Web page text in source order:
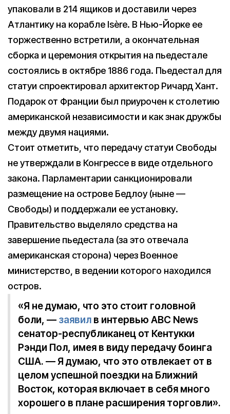
упаковали в 214 ящиков и доставили через
Атлантику на корабле Isère. В Нью-Йорке ее
торжественно встретили, а окончательная
сборка и церемония открытия на пьедестале
состоялись в октябре 1886 года. Пьедестал для
статуи спроектировал архитектор Ричард Хант.
Подарок от Франции был приурочен к столетию
американской независимости и как знак дружбы
между двумя нациями.
Стоит отметить, что передачу статуи Свободы
не утверждали в Конгрессе в виде отдельного
закона. Парламентарии санкционировали
размещение на острове Бедлоу (ныне —
Свободы) и поддержали ее установку.
Правительство выделяло средства на
завершение пьедестала (за это отвечала
американская сторона) через Военное
министерство, в ведении которого находился
остров.
«Я не думаю, что это стоит головной
боли, — заявил в интервью ABC News
сенатор-республиканец от Кентукки
Рэнди Пол, имея в виду передачу боинга
США. — Я думаю, что это отвлекает от в
целом успешной поездки на Ближний
Восток, которая включает в себя много
хорошего в плане расширения торговли».